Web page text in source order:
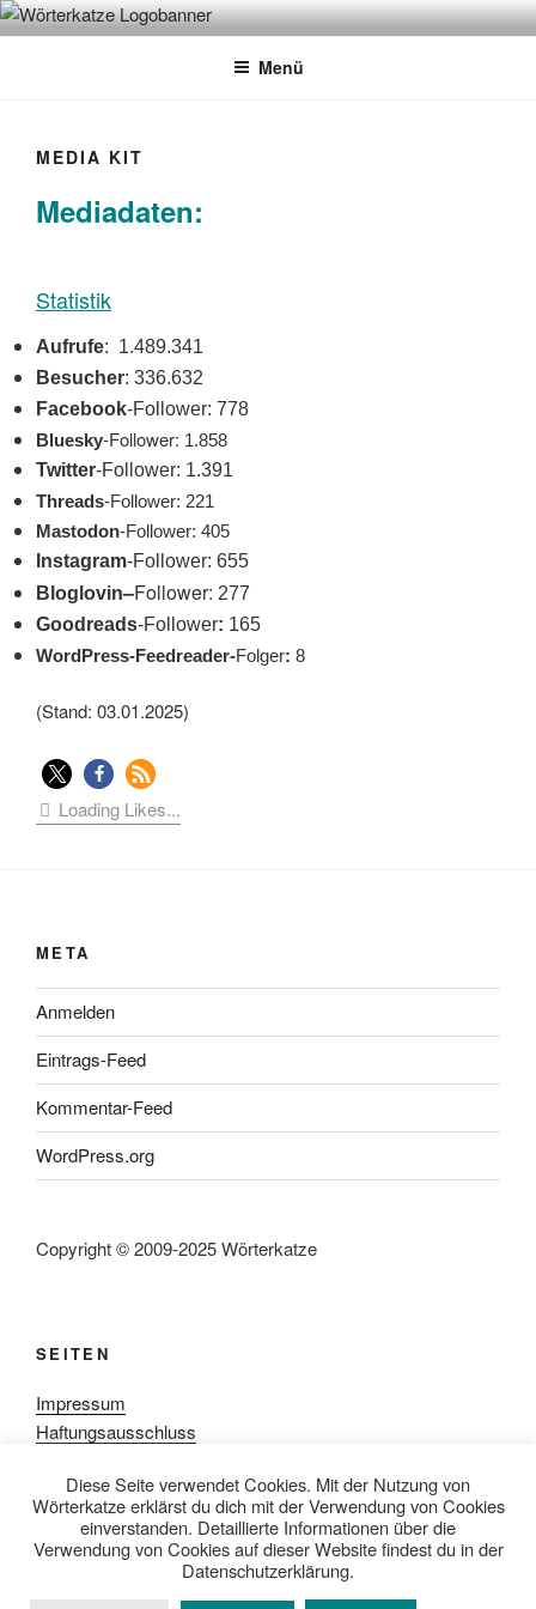
Zum
InhaltWÖRTERKATZE
Von Büchern erzählen
Menü
MEDIA KIT
Mediadaten:
Statistik
Aufrufe: 1.489.341
Besucher: 336.632
Facebook-Follower: 778
Bluesky-Follower: 1.858
Twitter-Follower: 1.391
Threads-Follower: 221
Mastodon-Follower: 405
Instagram-Follower: 655
Bloglovin–Follower: 277
Goodreads-Follower: 165
WordPress-Feedreader-Folger: 8
(Stand: 03.01.2025)
Loading Likes...
META
Anmelden
Eintrags-Feed
Kommentar-Feed
WordPress.org
Copyright © 2009-2025 Wörterkatze
SEITEN
Impressum
Haftungsausschluss
Rezensionpolitik
Bewertungsschema
Media-Kit
Diese Seite verwendet Cookies. Mit der Nutzung von
Wörterkatze erklärst du dich mit der Verwendung von Cookies
einverstanden. Detaillierte Informationen über die
Verwendung von Cookies auf dieser Website findest du in der
Datenschutzerklärung.